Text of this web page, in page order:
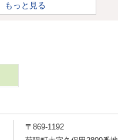
もっと見る
〒869-1192